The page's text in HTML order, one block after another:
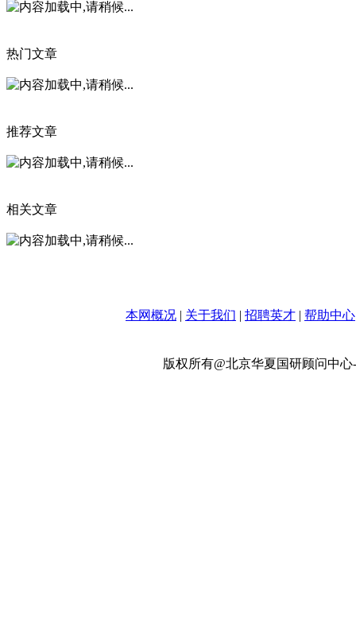
热门文章
推荐文章
相关文章
本网概况 | 关于我们 | 招聘英才 | 帮助中心
版权所有@北京华夏国研顾问中心